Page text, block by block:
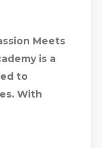
Meets
is a
to
With